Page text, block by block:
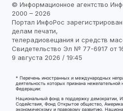
© Информационное агентство
2000 – 2026
Портал ИнфоРос
делам печати,
телерадиовещания и средств
Свидетельство Эл № 77-6917 от
9 августа 2026 / 19:45